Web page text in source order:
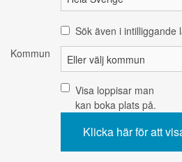
Sök även i intilliggande
Kommun
Visa loppisar man
kan boka plats på.